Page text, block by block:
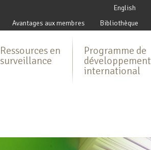
English
Avantages aux membres Bibliothèque
Ressources en
surveillance
Programme de
développement
international